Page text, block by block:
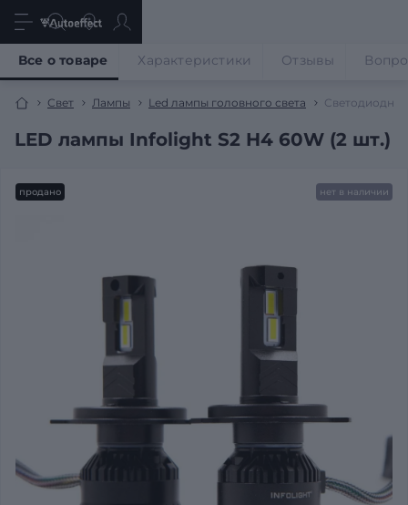
Свет Лампы Led лампы головного света
LED лампы Infolight S2 H4 60W (2 шт.)
Все о товаре Характеристики Отзывы
продано нет в наличии